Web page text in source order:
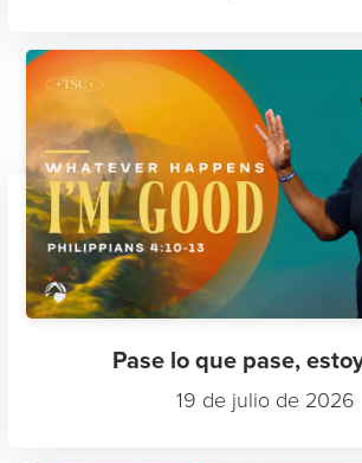
Pase lo que pase,
19 de julio de 2026